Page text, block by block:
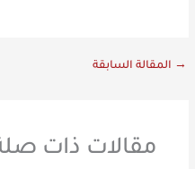
→ المقالة السابقة
مقالات ذات